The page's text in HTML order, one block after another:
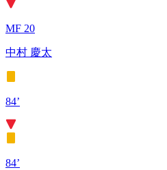
MF 20
中村 慶太
84’
84’